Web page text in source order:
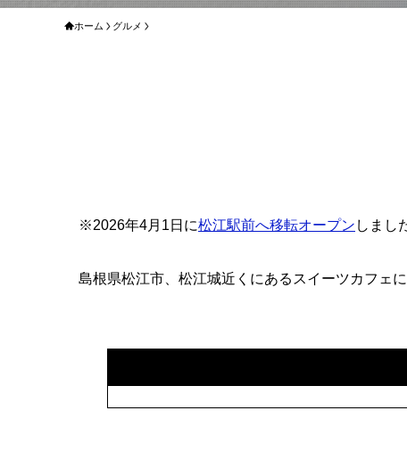
ホーム グルメ
※2026年4月1日に松江駅前へ移転オープン しまし
島根県松江市、松江城近くにあるスイーツカフェ